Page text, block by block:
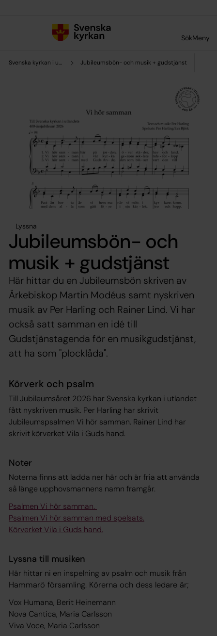
SökMeny
Svenska kyrkan i utlandet Jubileumsbön- och musik + gudstjänst
Lyssna
Jubileumsbön- och
musik + gudstjänst
Här hittar du en Jubileumsbön skriven av
Ärkebiskop Martin Modéus samt nyskriven
musik av Per Harling och Rainer Lind. Vi har
också satt samman en idé till
Gudstjänstagenda för en musikgudstjänst,
att ha som "plocklåda".
Körverk och psalm
Till Jubileumsåret 2026 har Svenska kyrkan i utlandet
fått nyskriven musik. Per Harling har skrivit
Jubileumspsalmen Vi hör samman. Rainer Lind har
skrivit körverket Vila i Guds hand.
Noter
Noterna finns att ladda ner här och är fria att använda
så länge upphovsmannens namn framgår.
Psalmen Vi hör samman.
Psalmen Vi hör samman med spelsats.
Körverket Vila i Guds hand.
Lyssna till musiken
Här hittar ni en inspelning av psalm och musik från
Hammarö församling. Körerna och dess ledare är;
Vox Humana, Berit Heinemann
Nova Cantica, Maria Carlsson
Viva Voce, Maria Carlsson